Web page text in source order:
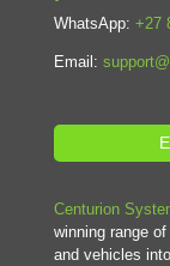
WhatsApp: +27
Email:
Centurion
winning range
and vehicles